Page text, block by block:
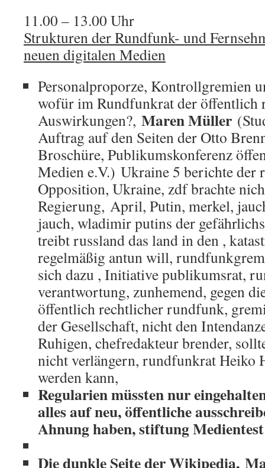
11.00 – 13.00 Uhr
Strukturen der Rundfunk- und
neuen digitalen Medien
Personalproporze, Kontrollgremien
wofür im Rundfunkrat der öffentlich
Auswirkungen?, Maren Müller
Auftrag auf den Seiten der Otto
Broschüre, Publikumskonferenz
Medien e.V.) Ukraine 5 berichte der
Opposition, Ukraine, zdf brachte
Regierung, April, Putin, merkel,
jauch, wladimir putins der
treibt russland das land in den ,
regelmäßig antun will,
sich dazu , Initiative publikumsrat,
verantwortung, zunhemend, gegen
öffentlich rechtlicher rundfunk,
der Gesellschaft, nicht den
Ruhigen, chefredakteur brender,
nicht verlängern, rundfunkrat Heiko
werden kann,
Regularien müssten nur
alles auf neu, öffentliche
Ahnung haben, stiftung
Die dunkle Seite der Wikipedia,